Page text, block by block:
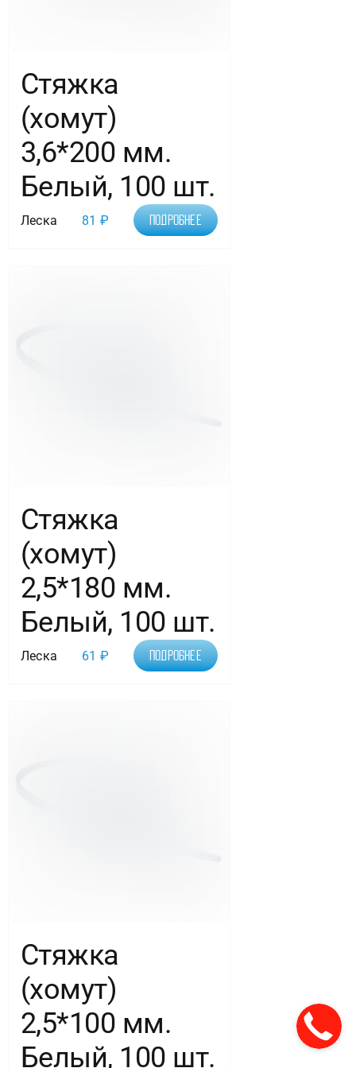
Стяжка
(хомут)
3,6*200 мм.
Белый, 100 шт.
Леска 81 ₽ Подробнее
Стяжка
(хомут)
2,5*180 мм.
Белый, 100 шт.
Леска 61 ₽ Подробнее
Стяжка
(хомут)
2,5*100 мм.
Белый, 100 шт.